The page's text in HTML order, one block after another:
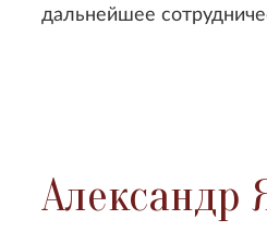
дальнейшее
Александр